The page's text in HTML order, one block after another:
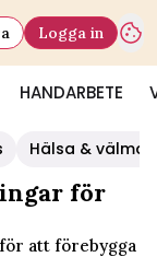
HANDARBETE
Logga in
Hälsa &
för
att förebygga